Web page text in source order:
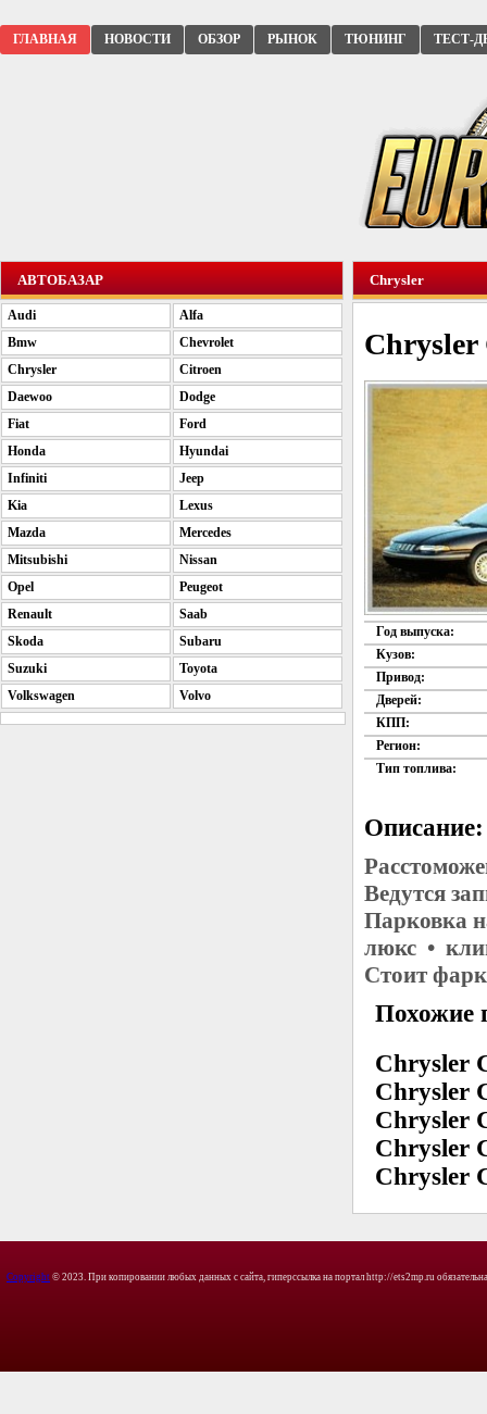
ГЛАВНАЯ НОВОСТИ ОБЗОР РЫНОК ТЮНИНГ ТЕСТ-
Chrysler
Chrysler
Год выпуска:
Кузов:
Привод:
Дверей:
КПП:
Регион:
Тип топлива:
Описание:
Ведутся
Парковка
люкс •
Стоит
Похожие
Chrysler
Chrysler
Chrysler
Chrysler
Chrysler
АВТОБАЗАР
Audi
Alfa
Bmw
Chevrolet
Chrysler
Citroen
Daewoo
Dodge
Fiat
Ford
Honda
Hyundai
Infiniti
Jeep
Kia
Lexus
Mazda
Mercedes
Mitsubishi
Nissan
Opel
Peugeot
Renault
Saab
Skoda
Subaru
Suzuki
Toyota
Volkswagen
Volvo
Copyright © 2023. При копировании любых данных с сайта, гиперссылка на портал http://ets2mp.ru